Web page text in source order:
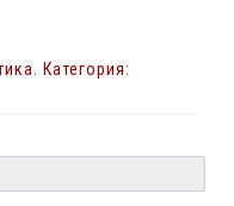
Категория: